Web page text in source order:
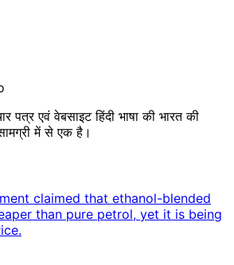
एवं वेबसाइट हिंदी भाषा की भारत की
में से एक है।